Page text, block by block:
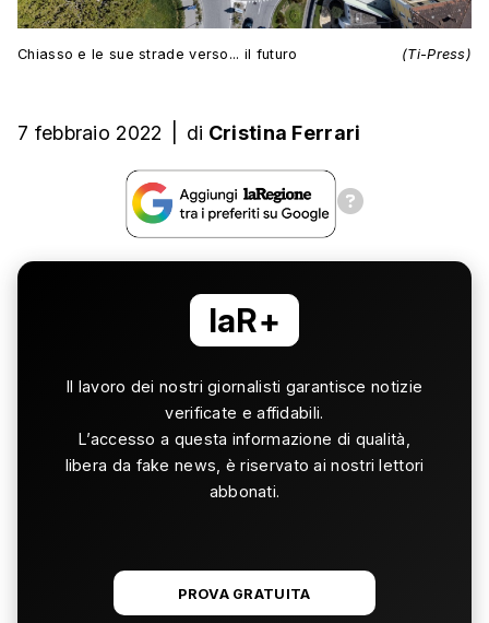
Chiasso e le sue strade verso... il futuro (Ti-Press)
7 febbraio 2022 di Cristina Ferrari
laR+
Il lavoro dei nostri giornalisti garantisce notizie
verificate e affidabili.
L’accesso a questa informazione di qualità,
libera da fake news, è riservato ai nostri lettori
abbonati.
PROVA GRATUITA